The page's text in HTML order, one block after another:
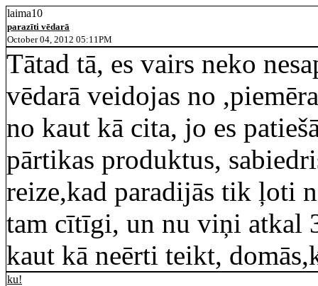
laima10
parazīti vēdarā
October 04, 2012 05:11PM
Tātad tā, es vairs neko
vēdarā veidojas no
no kaut kā cita, jo es
pārtikas produktus,
reize,kad paradijās tik ļoti
tam cītīgi, un nu viņi atkal
kaut kā neērti teikt,
ku!